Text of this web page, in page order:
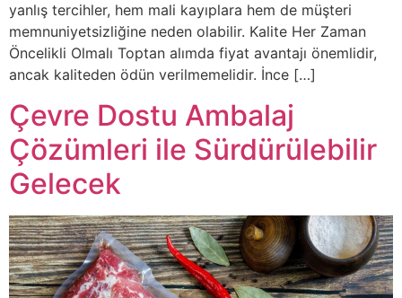
yanlış tercihler, hem mali kayıplara hem de müşteri
memnuniyetsizliğine neden olabilir. Kalite Her Zaman
Öncelikli Olmalı Toptan alımda fiyat avantajı önemlidir,
ancak kaliteden ödün verilmemelidir. İnce […]
Çevre Dostu Ambalaj
Çözümleri ile Sürdürülebilir
Gelecek